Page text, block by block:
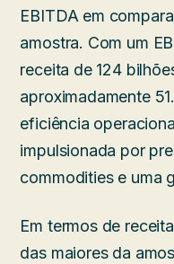
EBITDA em
amostra. Com um
receita de 124
aproximadamente
eficiência
impulsionada por
commodities e uma
Em termos de
das maiores da